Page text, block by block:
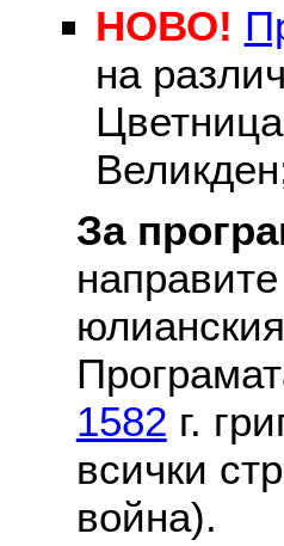
НОВО!
на
За
1582 г.
всички
война).